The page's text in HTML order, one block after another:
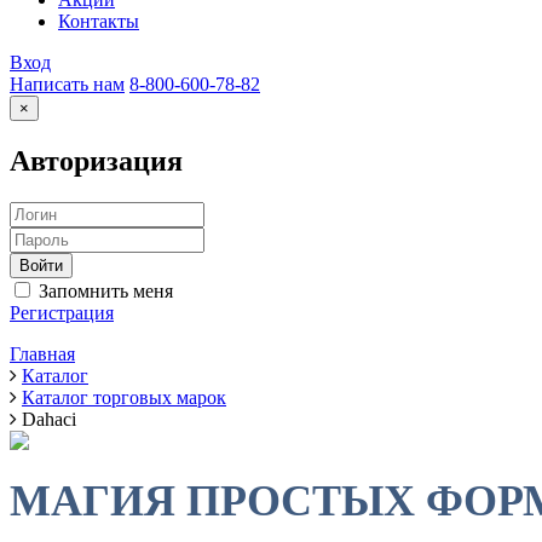
Контакты
Вход
Написать нам 8-800-600-78-82
×
Авторизация
Запомнить меня
Регистрация
Главная
Каталог
Каталог торговых марок
Dahaci
МАГИЯ ПРОСТЫХ